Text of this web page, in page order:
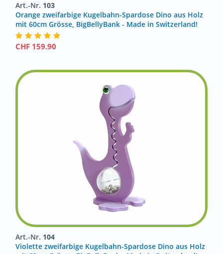
Art.-Nr. 103
Orange zweifarbige Kugelbahn-Spardose Dino aus Holz
mit 60cm Grösse, BigBellyBank - Made in Switzerland!
CHF 159.90
Art.-Nr. 104
Violette zweifarbige Kugelbahn-Spardose Dino aus Holz